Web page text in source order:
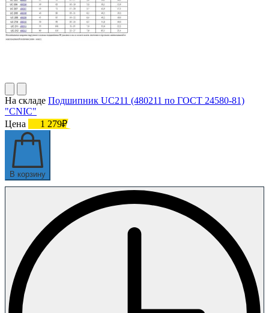
На складе Подшипник UC211 (480211 по ГОСТ 24580-81)
"CNIC"
Цена
1 279₽
В корзину